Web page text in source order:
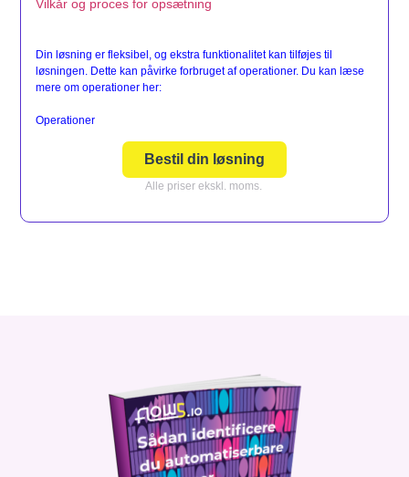
Vilkår og proces for opsætning
Din løsning er fleksibel, og ekstra funktionalitet kan tilføjes til
løsningen. Dette kan påvirke forbruget af operationer. Du kan læse
mere om operationer her:
Operationer
Bestil din løsning
Alle priser ekskl. moms.